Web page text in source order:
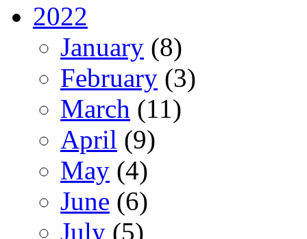
2022
January (8)
February (3)
March (11)
April (9)
May (4)
June (6)
July (5)